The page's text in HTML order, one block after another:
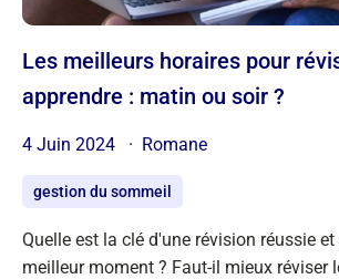
Les meilleurs horaires pour réviser et
apprendre : matin ou soir ?
4 Juin 2024 Romane
gestion du sommeil
Quelle est la clé d'une révision réussie
meilleur moment ? Faut-il mieux réviser